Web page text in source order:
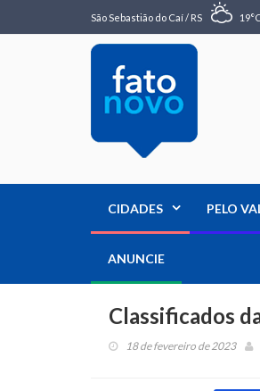
São Sebastião do Caí / RS
CIDADES PELO
ANUNCIE
Classificados
18 de fevereiro de 2023